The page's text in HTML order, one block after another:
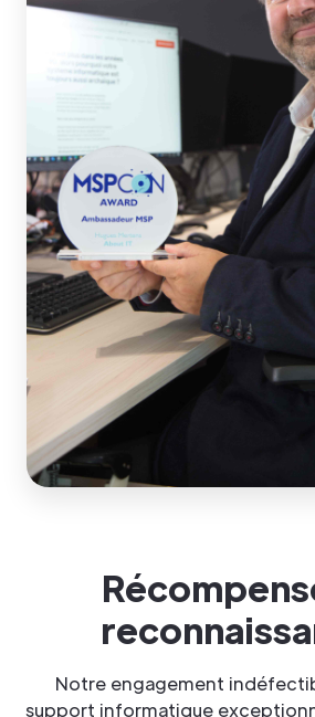
Notre engagement
support informatique